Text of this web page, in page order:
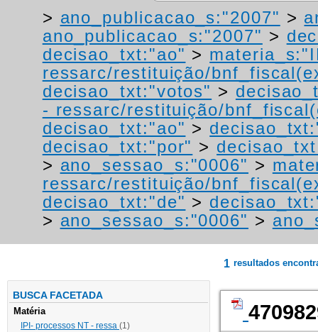
> ano_publicacao_s:"2007" >
ano_publicacao_s:"2007" >
decisao_txt:"ao" >
ressarc/restituição/
decisao_txt:"votos" >
- ressarc/restituição/
decisao_txt:"ao" >
decisao_txt:"por" >
> ano_sessao_s:"0006" >
ressarc/restituição/
decisao_txt:"de" >
> ano_sessao_s:"0006" >
BUSCA FACETADA
Matéria
IPI- processos NT - ressa (1)
1 resultados